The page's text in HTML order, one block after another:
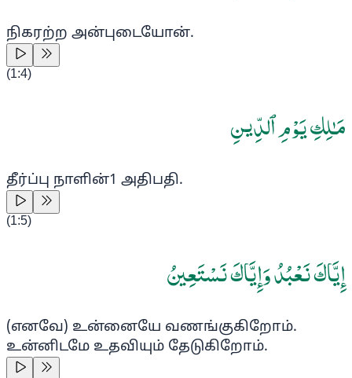
நிகரற்ற அன்புடையோன்.
(1:4)
مَـٰلِكِ يَوْمِ ٱلدِّينِ
தீர்ப்பு நாளின்1 அதிபதி.
(1:5)
إِيَّاكَ نَعْبُدُ وَإِيَّاكَ نَسْتَعِينُ
(எனவே) உன்னையே வணங்குகிறோம்.
உன்னிடமே உதவியும் தேடுகிறோம்.